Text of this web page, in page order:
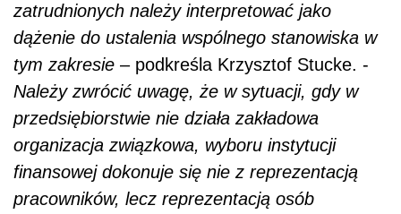
zatrudnionych należy interpretować jako
dążenie do ustalenia wspólnego stanowiska w
tym zakresie – podkreśla Krzysztof Stucke. -
Należy zwrócić uwagę, że w sytuacji, gdy w
przedsiębiorstwie nie działa zakładowa
organizacja związkowa, wyboru instytucji
finansowej dokonuje się nie z reprezentacją
pracowników, lecz reprezentacją osób